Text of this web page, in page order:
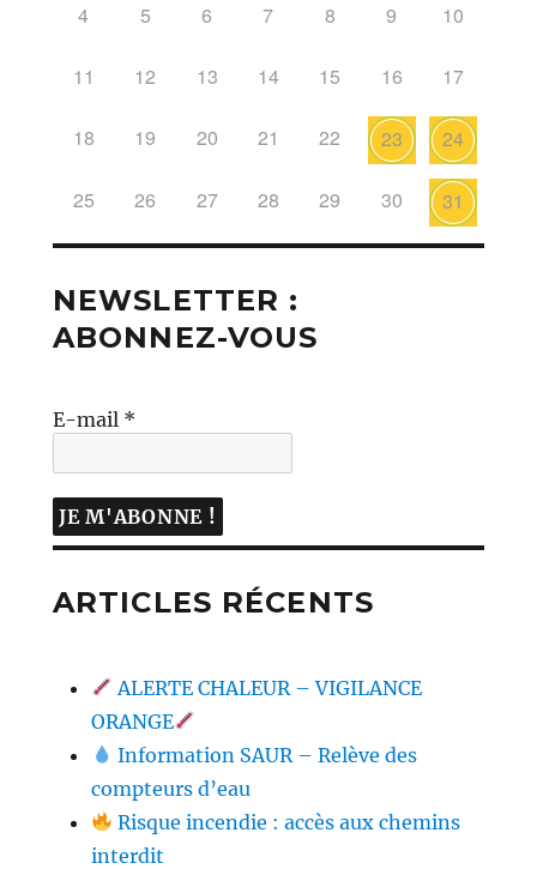
4 5 6 7 8 9 10
11 12 13 14 15 16 17
18 19 20 21 22 23 24
25 26 27 28 29 30 31
NEWSLETTER :
ABONNEZ-VOUS
E-mail *
ARTICLES RÉCENTS
ALERTE CHALEUR – VIGILANCE
ORANGE
Information SAUR – Relève des
compteurs d’eau
Risque incendie : accès aux chemins
interdit